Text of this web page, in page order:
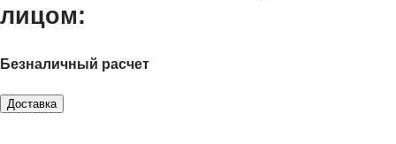
лицом:
Безналичный расчет
Доставка